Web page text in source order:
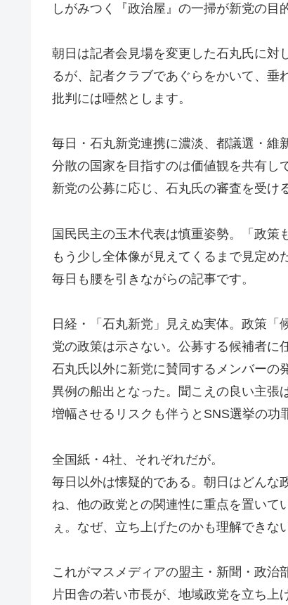
しがみつく『政治屋』の一掃が新党の目
朝日は記者会見場を変更した石丸氏に対
るが、記者クラブであぐらをかいて、垂
批判には唖然とします。
毎日・石丸新党連携に濃淡、都議選・維
分散の国家を目指すのは価値観を共有し
新党の公募に応じ、石丸氏の審査を受け
国民民主の玉木代表は慎重姿勢。「政策
もう少し全体像が見えてくるまで見定め
毎日も腰を引きながらの記事です。
日経・「石丸新党」見えぬ実体。政策「
党の政策は示さない。公募する候補者に
石丸氏以外に新党に賛同するメンバーの
異例の船出となった。聞こえの良い主張
増幅させるリスクも伴うとSNS選挙の功
全国紙・4社、それぞれだが。
毎日以外は懐疑的である。朝日はどんな
ね、他の政党との関連性に重点を置いて
ぇ。なぜ、立ち上げたのかも理解できな
これがマスメディアの盟主・新聞・政治
片田舎の若い市長が、地域政党を立ち